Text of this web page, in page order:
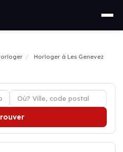
Horloger à Les Genevez